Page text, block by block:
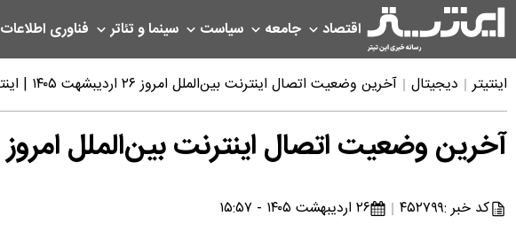
اقتصاد جامعه سیاست سینما و تئاتر فناوری اطلاعات
اینتیتر دیجیتال آخرین وضعیت اتصال اینترنت بین‌الملل امروز ۲۶ اردیبشهت ۱۴۰۵ | اینترنت بالاخره کی وصل می‌شود؟
آخرین وضعیت اتصال اینترنت بین‌الملل امروز ۲۶ اردیبشهت ۱۴۰۵ | اینترنت بالاخره کی وصل می‌شود؟
کد خبر :۴۵۲۷۹۹ ۲۶ اردیبهشت ۱۴۰۵ - ۱۵:۵۷